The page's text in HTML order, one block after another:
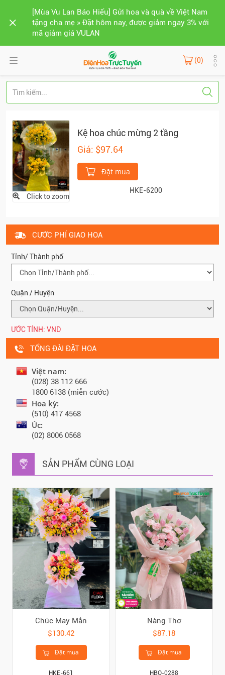
[Mùa Vu Lan Báo Hiếu] Gửi hoa và quà về Việt Nam
tặng cha mẹ » Đặt hôm nay, được giảm ngay 3% với
mã giảm giá VULAN
(0)
Click to zoom
Kệ hoa chúc mừng 2 tầng
Giá: $97.64
Đặt mua
HKE-6200
CƯỚC PHÍ GIAO HOA
Tỉnh/ Thành phố
Quận / Huyện
ƯỚC TÍNH: VND
TỔNG ĐÀI ĐẶT HOA
Việt nam:
(028) 38 112 666
1800 6138 (miễn cước)
Hoa kỳ:
(510) 417 4568
Úc:
(02) 8006 0568
SẢN PHẨM CÙNG LOẠI
Chúc May Mắn
$130.42
Đặt mua
HKE-661
Nàng Thơ
$87.18
Đặt mua
HBO-0288